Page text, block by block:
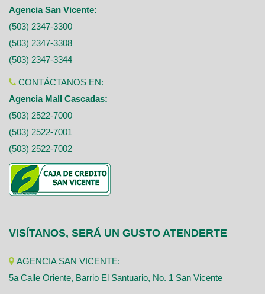
Agencia San Vicente:
(503) 2347-3300
(503) 2347-3308
(503) 2347-3344
CONTÁCTANOS EN:
Agencia Mall Cascadas:
(503) 2522-7000
(503) 2522-7001
(503) 2522-7002
VISÍTANOS, SERÁ UN GUSTO ATENDERTE
AGENCIA SAN VICENTE:
5a Calle Oriente, Barrio El Santuario, No. 1 San Vicente